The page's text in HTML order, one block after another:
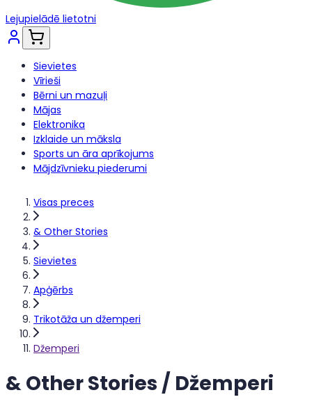
Lejupielādē lietotni
Sievietes
Vīrieši
Bērni un mazuļi
Mājas
Elektronika
Izklaide un māksla
Sports un āra aprīkojums
Mājdzīvnieku piederumi
Visas preces
& Other Stories
Sievietes
Apģērbs
Trikotāža un džemperi
Džemperi
& Other Stories / Džemperi